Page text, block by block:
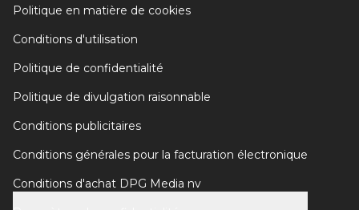
Politique en matière de cookies
Conditions d'utilisation
Politique de confidentialité
Politique de divulgation raisonnable
Conditions publicitaires
Conditions générales pour la facturation électronique
Conditions d'achat DPG Media nv